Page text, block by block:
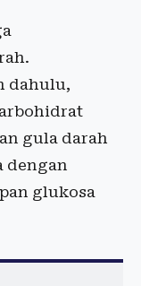
dahulu,
gula darah
dengan
glukosa